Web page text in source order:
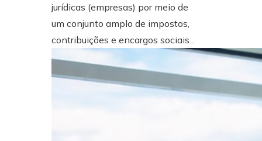
jurídicas (empresas) por meio de
um conjunto amplo de impostos,
contribuições e encargos sociais...